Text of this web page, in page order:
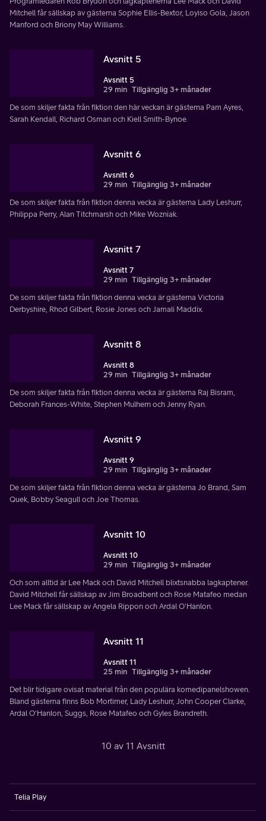
Mitchell får sällskap av gästerna Sophie Ellis-Bextor, Loyiso Gola, Jason
Manford och Briony May Williams.
Avsnitt 5
Avsnitt 5
29 min Tillgänglig 3+ månader
De som skiljer fakta från fiktion den här veckan är gästerna Pam Ayres,
Sarah Kendall, Richard Osman och Kiell Smith-Bynoe.
Avsnitt 6
Avsnitt 6
29 min Tillgänglig 3+ månader
De som skiljer fakta från fiktion denna vecka är gästerna Lady Leshurr,
Philippa Perry, Alan Titchmarsh och Mike Wozniak.
Avsnitt 7
Avsnitt 7
29 min Tillgänglig 3+ månader
De som skiljer fakta från fiktion denna vecka är gästerna Victoria
Derbyshire, Rhod Gilbert, Rosie Jones och Jamali Maddix.
Avsnitt 8
Avsnitt 8
29 min Tillgänglig 3+ månader
De som skiljer fakta från fiktion denna vecka är gästerna Raj Bisram,
Deborah Frances-White, Stephen Mulhern och Jenny Ryan.
Avsnitt 9
Avsnitt 9
29 min Tillgänglig 3+ månader
De som skiljer fakta från fiktion denna vecka är gästerna Jo Brand, Sam
Quek, Bobby Seagull och Joe Thomas.
Avsnitt 10
Avsnitt 10
29 min Tillgänglig 3+ månader
Och som alltid är Lee Mack och David Mitchell blixtsnabba lagkaptener.
David Mitchell får sällskap av Jim Broadbent och Rose Matafeo medan
Lee Mack får sällskap av Angela Rippon och Ardal O'Hanlon.
Avsnitt 11
Avsnitt 11
25 min Tillgänglig 3+ månader
Det blir tidigare ovisat material från den populära komedipanelshowen.
Bland gästerna finns Bob Mortimer, Lady Leshurr, John Cooper Clarke,
Ardal O'Hanlon, Suggs, Rose Matafeo och Gyles Brandreth.
10 av 11 Avsnitt
Telia Play